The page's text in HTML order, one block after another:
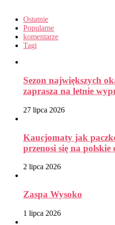
Ostatnie
Popularne
komentarze
Tagi
Sezon największych
zaprasza na letnie
27 lipca 2026
Kaucjomaty jak
przenosi się na polskie
2 lipca 2026
Zaspa Wysoko
1 lipca 2026